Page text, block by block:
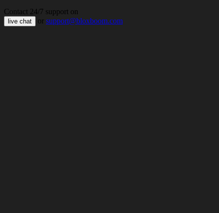
Contact 24/7 support on
live chat or support@bloxboom.com